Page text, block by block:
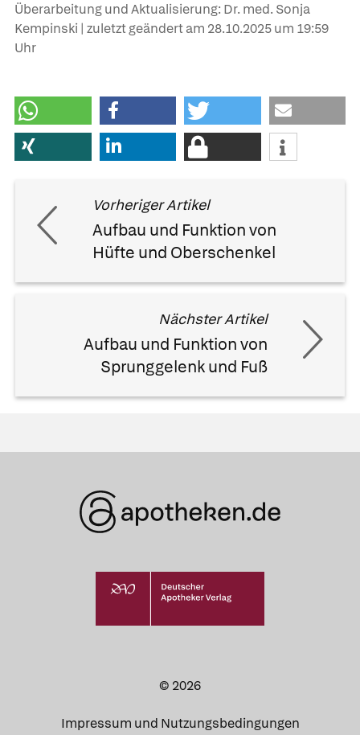
Überarbeitung und Aktualisierung: Dr. med. Sonja
Kempinski | zuletzt geändert am 28.10.2025um 19:59
Uhr
Vorheriger Artikel
Aufbau und Funktion von
Hüfte und Oberschenkel
Nächster Artikel
Aufbau und Funktion von
Sprunggelenk und Fuß
© 2026
Impressum und Nutzungsbedingungen